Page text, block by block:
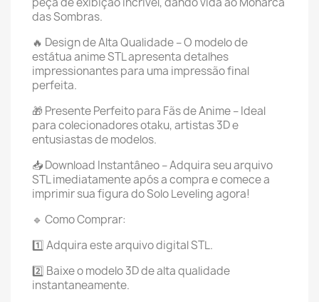
das Sombras.
🔥 Design de Alta Qualidade – O modelo de
estátua anime STL apresenta detalhes
impressionantes para uma impressão final
perfeita.
🎁 Presente Perfeito para Fãs de Anime – Ideal
para colecionadores otaku, artistas 3D e
entusiastas de modelos.
📥 Download Instantâneo – Adquira seu arquivo
STL imediatamente após a compra e comece a
imprimir sua figura do Solo Leveling agora!
🔹 Como Comprar:
1️⃣ Adquira este arquivo digital STL.
2️⃣ Baixe o modelo 3D de alta qualidade
instantaneamente.